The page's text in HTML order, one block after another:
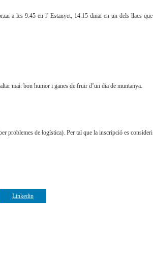
a les 9.45 en l’ Estanyet, 14.15 dinar en un dels llacs que
mai: bon humor i ganes de fruir d’un dia de muntanya.
problemes de logística). Per tal que la inscripció es consideri
Linkedin